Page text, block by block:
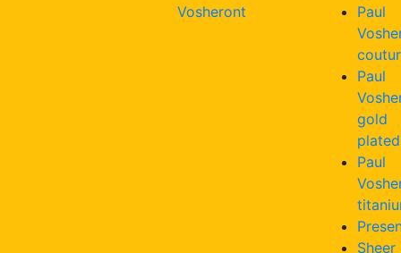
Vosheront
Paul
Paul
gold
plated
Paul
Sheer